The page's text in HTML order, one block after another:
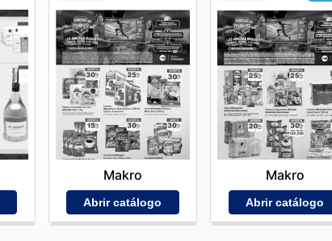
Makro
Abrir catálogo
Makro
Abrir catálogo